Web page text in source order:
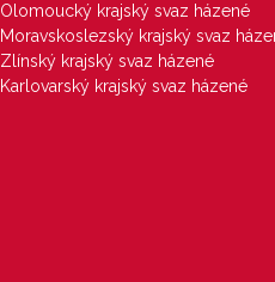
Olomoucký krajský svaz házené
Moravskoslezský krajský svaz
Zlínský krajský svaz házené
Karlovarský krajský svaz házené